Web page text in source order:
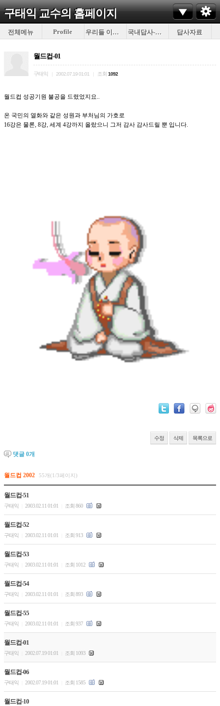
구태익 교수의홈페이지
전체메뉴 Profile 우리들 이야기 국내답사-이것저것 답사자료
월드컵-01
구태익 2002.07.19 01:01 조회 1092
월드컵 성공기원 불공을 드렸었지요..
온 국민의 열화와 같은 성원과 부처님의 가호로
16강은 물론, 8강, 세계 4강까지 올랐으니 그저 감사 감사드릴 뿐 입니다.
수정 삭제 목록으로
댓글 0개
월드컵 2002 55개(1/3페이지)
월드컵-51
구태익 2003.02.11 01:01 조회 860
월드컵-52
구태익 2003.02.11 01:01 조회 913
월드컵-53
구태익 2003.02.11 01:01 조회 1012
월드컵-54
구태익 2003.02.11 01:01 조회 893
월드컵-55
구태익 2003.02.11 01:01 조회 937
월드컵-01
구태익 2002.07.19 01:01 조회 1093
월드컵-06
구태익 2002.07.19 01:01 조회 1585
월드컵-10